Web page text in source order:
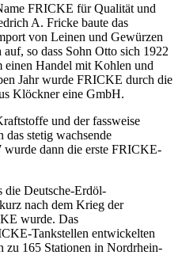
FRICKE für Qualität und
A. Fricke baute das
von Leinen und Gewürzen
so dass Sohn Otto sich 1922
einen Handel mit Kohlen und
Jahr wurde FRICKE durch die
Klöckner eine GmbH.
und der fassweise
stetig wachsende
wurde dann die erste FRICKE-
die Deutsche-Erdöl-
nach dem Krieg der
wurde. Das
Tankstellen entwickelten
zu 165 Stationen in Nordrhein-